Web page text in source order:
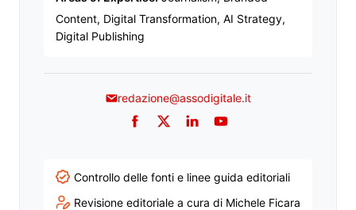
Content, Digital Transformation, AI Strategy,
Digital Publishing
redazione@assodigitale.it
Facebook
TwitterLinkedInYouTube
Controllo delle fonti e linee guida editoriali
Revisione editoriale a cura di Michele Ficara